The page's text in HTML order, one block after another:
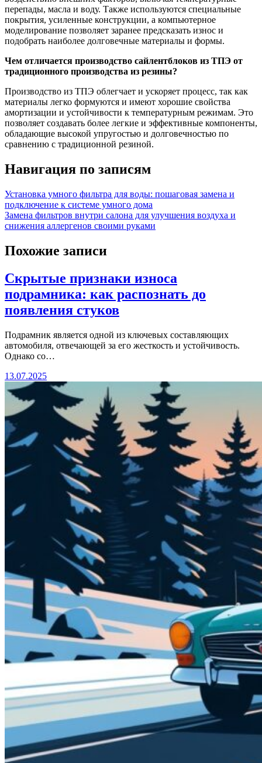
перепады, масла и воду. Также используются специальные
покрытия, усиленные конструкции, а компьютерное
моделирование позволяет заранее предсказать износ и
подобрать наиболее долговечные материалы и формы.
Чем отличается производство сайлентблоков из ТПЭ от
традиционного производства из резины?
Производство из ТПЭ облегчает и ускоряет процесс, так как
материалы легко формуются и имеют хорошие свойства
амортизации и устойчивости к температурным режимам. Это
позволяет создавать более легкие и эффективные компоненты,
обладающие высокой упругостью и долговечностью по
сравнению с традиционной резиной.
Навигация по записям
Установка умного фильтра для воды: пошаговая замена и
подключение к системе умного дома
Замена фильтров внутри салона для улучшения воздуха и
снижения аллергенов своими руками
Похожие записи
Скрытые признаки износа
подрамника: как распознать до
появления стуков
Подрамник является одной из ключевых составляющих
автомобиля, отвечающей за его жесткость и устойчивость.
Однако со…
13.07.2025